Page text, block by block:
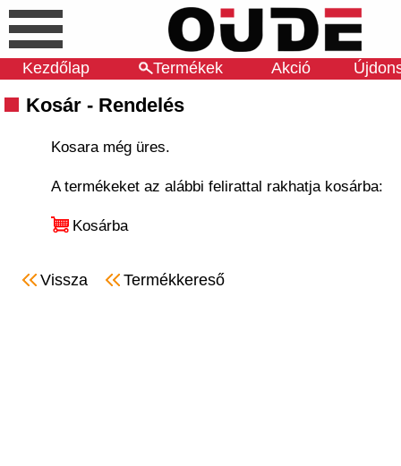
Kezdőlap Termékek Akció
Kosár - Rendelés
Kosara még üres.
A termékeket az alábbi felirattal rakhatja kosárba:
Kosárba
Vissza Termékkereső